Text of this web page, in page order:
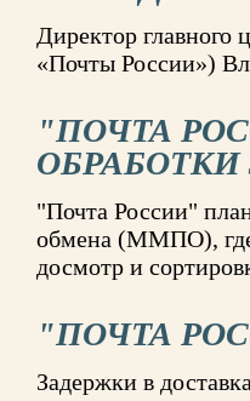
Директор
«Почты России»)
"ПОЧТА
"Почта России"
обмена (ММПО), где
досмотр и
"ПОЧТА
Задержки в